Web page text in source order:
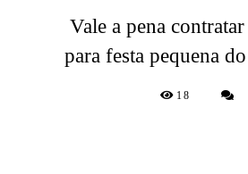
Vale a pena
para festa pequena
18